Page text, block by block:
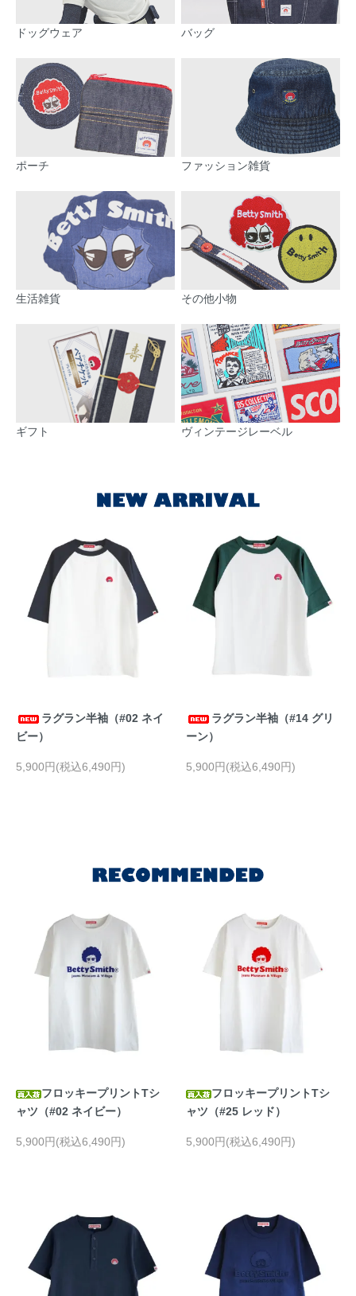
ドッグウェア バッグ
ポーチ ファッション雑貨
生活雑貨 その他小物
ギフト ヴィンテージレーベル
ラグラン半袖（#02 ネイ
ビー）
5,900円(税込6,490円)
ラグラン半袖（#14 グリ
ーン）
5,900円(税込6,490円)
フロッキープリントTシ
ャツ（#02 ネイビー）
5,900円(税込6,490円)
フロッキープリントTシ
ャツ（#25 レッド）
5,900円(税込6,490円)